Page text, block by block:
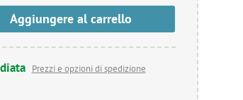
Aggiungere al carrello
Prezzi e opzioni di spedizione